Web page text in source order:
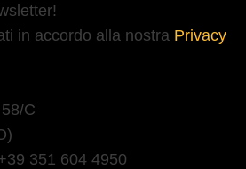
in accordo alla nostra Privacy
C
351 604 4950